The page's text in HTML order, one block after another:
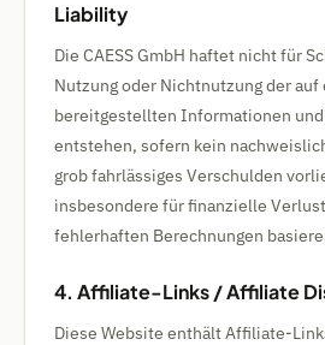
Liability
Die CAESS GmbH haftet nicht für
Nutzung oder Nichtnutzung der auf
bereitgestellten Informationen und
entstehen, sofern kein
grob fahrlässiges Verschulden
insbesondere für finanzielle
fehlerhaften Berechnungen
4. Affiliate-Links / Affiliate
Diese Website enthält Affiliate-